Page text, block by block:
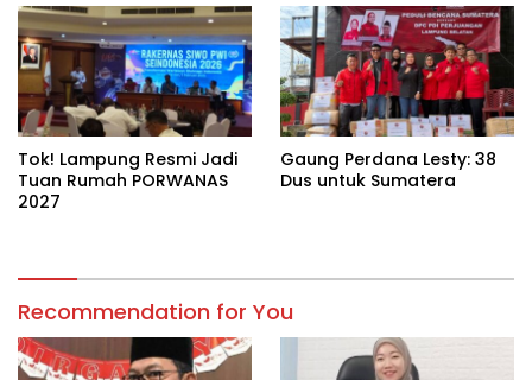
Tok! Lampung Resmi Jadi
Tuan Rumah PORWANAS
2027
Gaung Perdana Lesty: 38
Dus untuk Sumatera
Recommendation for You